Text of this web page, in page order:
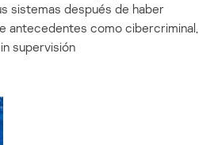
sistemas después de haber
antecedentes como cibercriminal,
supervisión